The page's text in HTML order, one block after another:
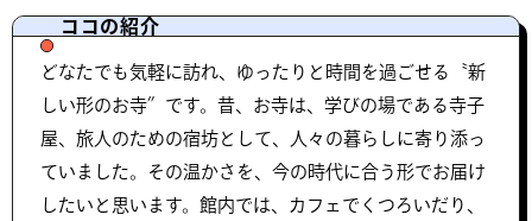
ココの紹介
どなたでも気軽に訪れ、ゆったりと時間を過ごせる〝新
しい形のお寺″です。昔、お寺は、学びの場である寺子
屋、旅人のための宿坊として、人々の暮らしに寄り添っ
ていました。その温かさを、今の時代に合う形でお届け
したいと思います。館内では、カフェでくつろいだり、